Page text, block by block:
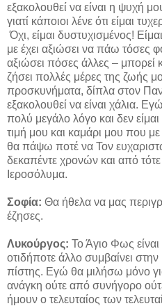
εξακολουθεί να είναι η ψυχή
γιατί κάποιοι λένε ότι είμαι
Όχι, είμαι δυστυχισμένος!
με έχει αξιώσει να πάω τόσες
αξιώσει πόσες άλλες – μπορεί
ζήσει πολλές μέρες της ζωής
προσκυνήματα, δίπλα στον
εξακολουθεί να είναι χάλια.
πολύ μεγάλο λόγο και δεν
τιμή μου και καμάρι μου που
θα πάψω ποτέ να Τον
δεκαπέντε χρονών και από
Ιεροσόλυμα.
Σοφία: Θα ήθελα να μας
έζησες.
Λυκούργος: Το Άγιο Φως
οτιδήποτε άλλο συμβαίνει
πίστης. Εγώ θα μιλήσω μόνο
ανάγκη ούτε από συνήγορο
ήμουν ο τελευταίος των